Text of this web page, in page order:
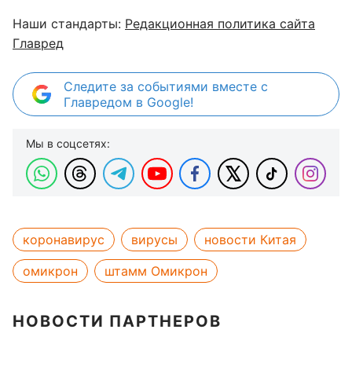
Наши стандарты: Редакционная политика сайта
Главред
Следите за событиями вместе с
Главредом в Google!
Мы в соцсетях:
коронавирус вирусы
новости Китая
омикрон
штамм Омикрон
НОВОСТИ ПАРТНЕРОВ